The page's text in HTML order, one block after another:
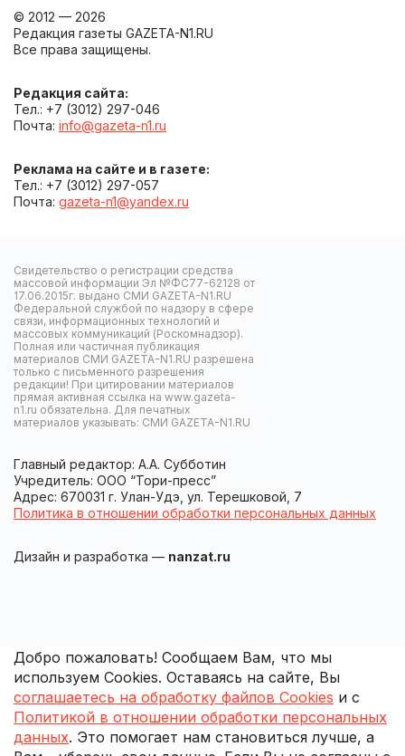
© 2012 — 2026
Редакция газеты GAZETA-N1.RU
Все права защищены.
Редакция сайта:
Тел.: +7 (3012) 297-046
Почта: info@gazeta-n1.ru
Реклама на сайте и в газете:
Тел.: +7 (3012) 297-057
Почта: gazeta-n1@yandex.ru
Свидетельство о регистрации средства
массовой информации Эл №ФС77-62128 от
17.06.2015г. выдано СМИ GAZETA-N1.RU
Федеральной службой по надзору в сфере
связи, информационных технологий и
массовых коммуникаций (Роскомнадзор).
Полная или частичная публикация
материалов СМИ GAZETA-N1.RU разрешена
только с письменного разрешения
редакции! При цитировании материалов
прямая активная ссылка на www.gazeta-
n1.ru обязательна. Для печатных
материалов указывать: СМИ GAZETA-N1.RU
Главный редактор: А.А. Субботин
Учредитель: ООО “Тори-пресс”
Адрес: 670031 г. Улан-Удэ, ул. Терешковой, 7
Политика в отношении обработки персональных данных
Дизайн и разработка — nanzat.ru
Добро пожаловать! Сообщаем Вам, что мы
используем Cookies. Оставаясь на сайте, Вы
соглашаетесь на обработку файлов Cookies и с
Политикой в отношении обработки персональных
данных. Это помогает нам становиться лучше, а